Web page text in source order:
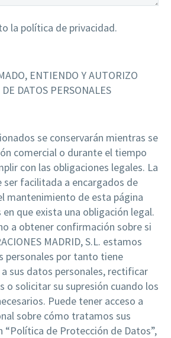
la política de privacidad.
ENTIENDO Y AUTORIZO
DATOS PERSONALES
se conservarán mientras se
comercial o durante el tiempo
con las obligaciones legales. La
facilitada a encargados de
mantenimiento de esta página
que exista una obligación legal.
a obtener confirmación sobre si
MADRID, S.L. estamos
personales por tanto tiene
sus datos personales, rectificar
o solicitar su supresión cuando los
Puede tener acceso a
sobre cómo tratamos sus
“Política de Protección de Datos”,